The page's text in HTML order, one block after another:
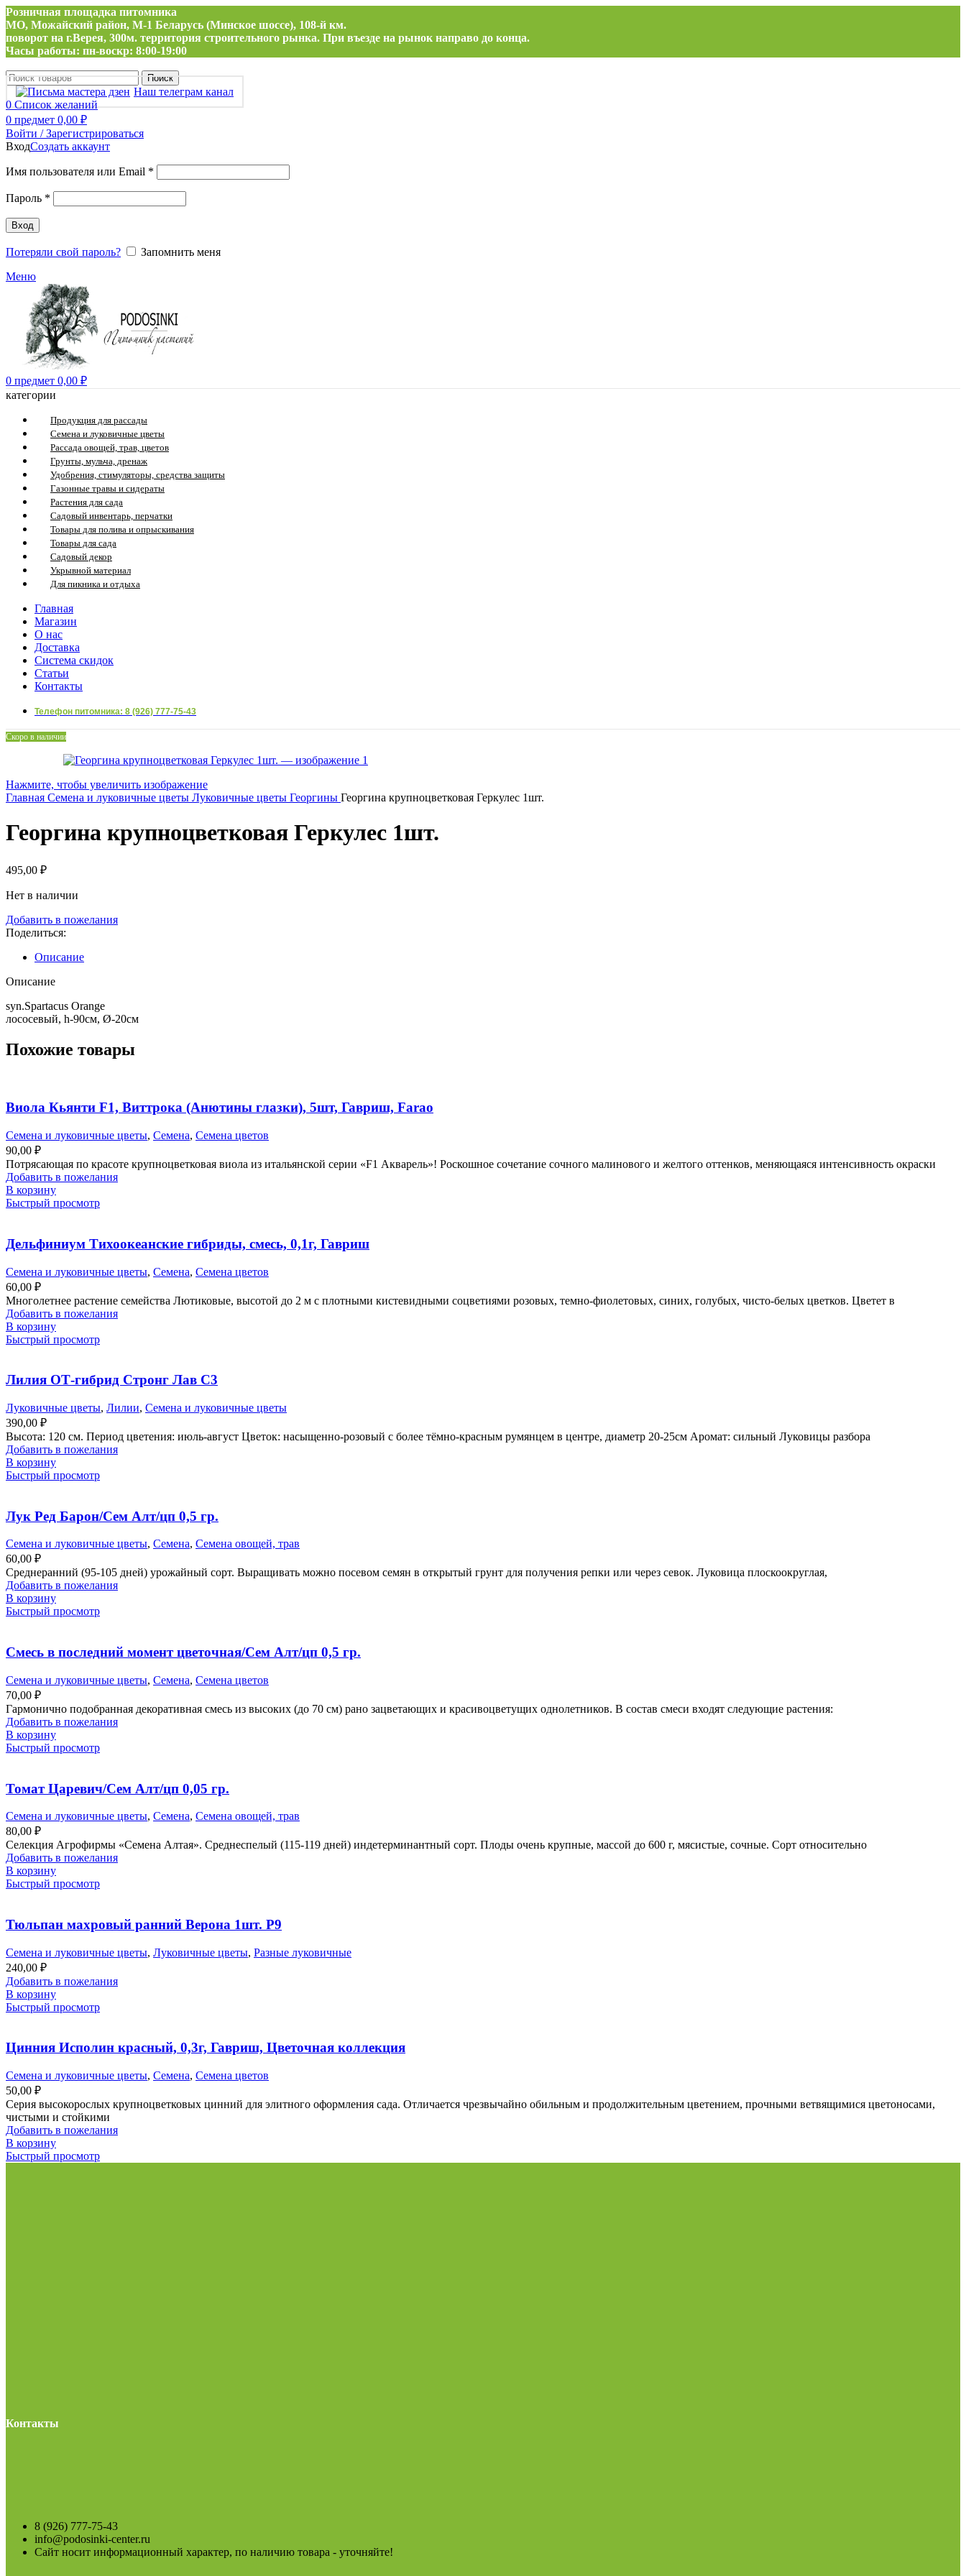
Розничная площадка питомника
МО, Можайский район, М-1 Беларусь (Минское шоссе), 108-й км.
поворот на г.Верея, 300м. территория строительного рынка. При въезде на рынок направо до конца.
Часы работы: пн-воскр: 8:00-19:00
Поиск
Наш телеграм канал
0 Список желаний
0 предмет 0,00 ₽
Войти / Зарегистрироваться
ВходСоздать аккаунт
Имя пользователя или Email *
Пароль *
Вход
Потеряли свой пароль?
Запомнить меня
Меню
0 предмет 0,00 ₽
категории
Продукция для рассады
Семена и луковичные цветы
Рассада овощей, трав, цветов
Грунты, мульча, дренаж
Удобрения, стимуляторы, средства защиты
Газонные травы и сидераты
Растения для сада
Садовый инвентарь, перчатки
Товары для полива и опрыскивания
Товары для сада
Садовый декор
Укрывной материал
Для пикника и отдыха
Главная
Магазин
О нас
Доставка
Система скидок
Статьи
Контакты
Телефон питомника: 8 (926) 777-75-43
Скоро в наличии
Нажмите, чтобы увеличить изображение
Главная Семена и луковичные цветы Луковичные цветы Георгины Георгина крупноцветковая Геркулес 1шт.
Георгина крупноцветковая Геркулес 1шт.
495,00 ₽
Нет в наличии
Добавить в пожелания
Поделиться:
Описание
Описание
syn.Spartacus Orange
лососевый, h-90см, Ø-20см
Похожие товары
Виола Кьянти F1, Виттрока (Анютины глазки), 5шт, Гавриш, Farao
Семена и луковичные цветы, Семена, Семена цветов
90,00 ₽
Потрясающая по красоте крупноцветковая виола из итальянской серии «F1 Акварель»! Роскошное сочетание сочного малинового и желтого оттенков, меняющаяся интенсивность окраски
Добавить в пожелания
В корзину
Быстрый просмотр
Дельфиниум Тихоокеанские гибриды, смесь, 0,1г, Гавриш
Семена и луковичные цветы, Семена, Семена цветов
60,00 ₽
Многолетнее растение семейства Лютиковые, высотой до 2 м с плотными кистевидными соцветиями розовых, темно-фиолетовых, синих, голубых, чисто-белых цветков. Цветет в
Добавить в пожелания
В корзину
Быстрый просмотр
Лилия ОТ-гибрид Стронг Лав С3
Луковичные цветы, Лилии, Семена и луковичные цветы
390,00 ₽
Высота: 120 см. Период цветения: июль-август Цветок: насыщенно-розовый с более тёмно-красным румянцем в центре, диаметр 20-25см Аромат: сильный Луковицы разбора
Добавить в пожелания
В корзину
Быстрый просмотр
Лук Ред Барон/Сем Алт/цп 0,5 гр.
Семена и луковичные цветы, Семена, Семена овощей, трав
60,00 ₽
Среднеранний (95-105 дней) урожайный сорт. Выращивать можно посевом семян в открытый грунт для получения репки или через севок. Луковица плоскоокруглая,
Добавить в пожелания
В корзину
Быстрый просмотр
Смесь в последний момент цветочная/Сем Алт/цп 0,5 гр.
Семена и луковичные цветы, Семена, Семена цветов
70,00 ₽
Гармонично подобранная декоративная смесь из высоких (до 70 см) рано зацветающих и красивоцветущих однолетников. В состав смеси входят следующие растения:
Добавить в пожелания
В корзину
Быстрый просмотр
Томат Царевич/Сем Алт/цп 0,05 гр.
Семена и луковичные цветы, Семена, Семена овощей, трав
80,00 ₽
Селекция Агрофирмы «Семена Алтая». Среднеспелый (115-119 дней) индетерминантный сорт. Плоды очень крупные, массой до 600 г, мясистые, сочные. Сорт относительно
Добавить в пожелания
В корзину
Быстрый просмотр
Тюльпан махровый ранний Верона 1шт. Р9
Семена и луковичные цветы, Луковичные цветы, Разные луковичные
240,00 ₽
Добавить в пожелания
В корзину
Быстрый просмотр
Цинния Исполин красный, 0,3г, Гавриш, Цветочная коллекция
Семена и луковичные цветы, Семена, Семена цветов
50,00 ₽
Серия высокорослых крупноцветковых цинний для элитного оформления сада. Отличается чрезвычайно обильным и продолжительным цветением, прочными ветвящимися цветоносами,
чистыми и стойкими
Добавить в пожелания
В корзину
Быстрый просмотр
Контакты
8 (926) 777-75-43
info@podosinki-center.ru
Сайт носит информационный характер, по наличию товара - уточняйте!